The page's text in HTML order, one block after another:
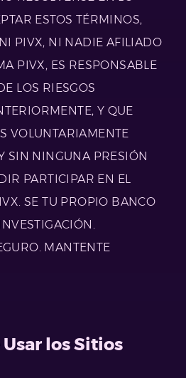
ESTOS TÉRMINOS,
PIVX, NI NADIE AFILIADO
PIVX, ES RESPONSABLE
LOS RIESGOS
Y QUE
VOLUNTARIAMENTE
SIN NINGUNA PRESIÓN
PARTICIPAR EN EL
SE TU PROPIO BANCO
MANTENTE
los Sitios